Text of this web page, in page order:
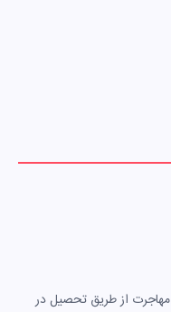
از طریق تحصیل در